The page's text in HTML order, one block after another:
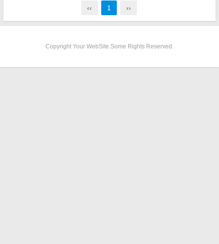
‹‹ 1 ››
Copyright Your WebSite.Some Rights Reserved.